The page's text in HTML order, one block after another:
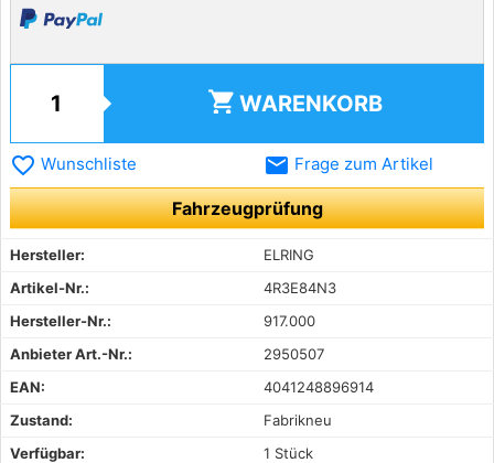
shopping_cart WARENKORB
favorite_border Wunschliste email Frage zum Artikel
Fahrzeugprüfung
Hersteller:
ELRING
Artikel-Nr.:
4R3E84N3
Hersteller-Nr.:
917.000
Anbieter Art.-Nr.:
2950507
EAN:
4041248896914
Zustand:
Fabrikneu
Verfügbar:
1 Stück